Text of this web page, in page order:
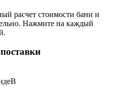
расчет стоимости бани и
Нажмите на каждый
В